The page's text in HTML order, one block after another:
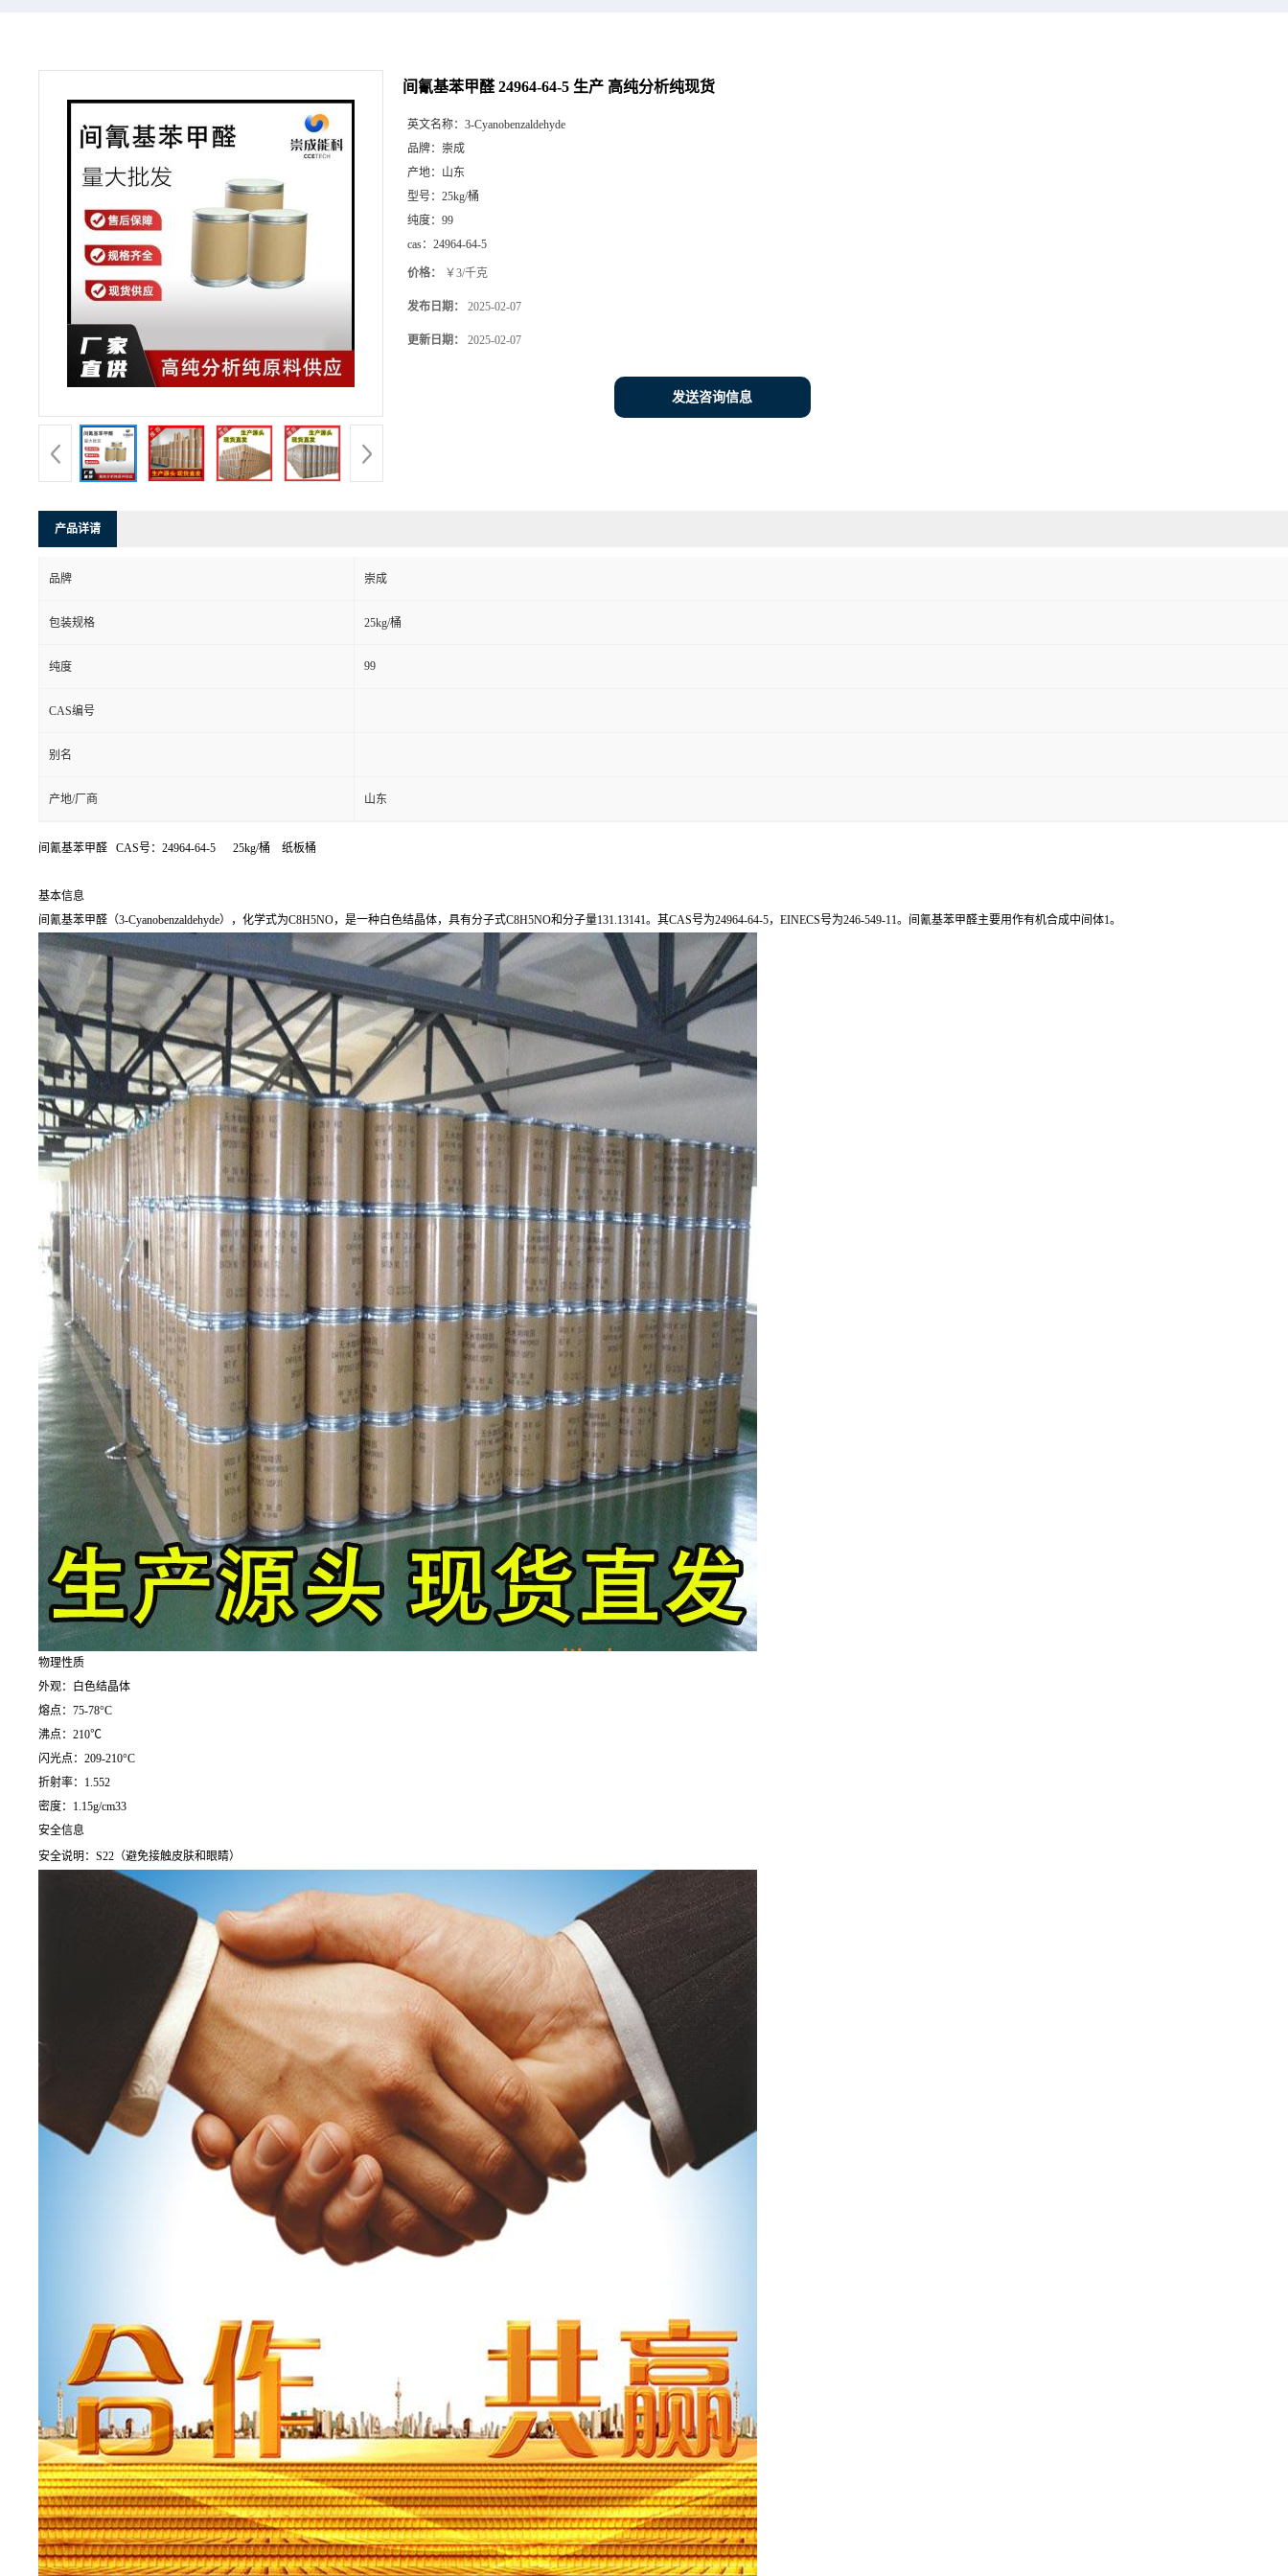
间氰基苯甲醛 24964-64-5 生产 高纯分析纯现货
英文名称： 3-Cyanobenzaldehyde
品牌： 崇成
产地： 山东
型号： 25kg/桶
纯度： 99
cas： 24964-64-5
价格： ￥3/千克
发布日期： 2025-02-07
更新日期： 2025-02-07
发送咨询信息
产品详请
品牌 崇成
包装规格 25kg/桶
纯度 99
CAS编号
别名
产地/厂商 山东
间氰基苯甲醛 CAS号：24964-64-5 25kg/桶 纸板桶
基本信息
间氰基苯甲醛（3-Cyanobenzaldehyde），化学式为C8H5NO，是一种白色结晶体，具有分子式C8H5NO和分子量131.13141。其CAS号为24964-64-5，EINECS号为246-549-11。间氰基苯甲醛主要用作有机合成中间体1。
物理性质
外观：白色结晶体
熔点：75-78°C
沸点：210℃
闪光点：209-210°C
折射率：1.552
密度：1.15g/cm33
安全信息
安全说明：S22（避免接触皮肤和眼睛）